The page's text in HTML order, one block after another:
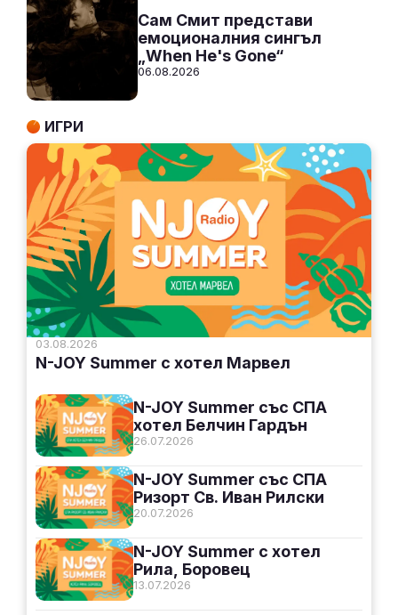
Сам Смит представи
емоционалния сингъл
„When He's Gone“
06.08.2026
ИГРИ
03.08.2026
N-JOY Summer с хотел Марвел
26.07.2026
N-JOY Summer със СПА
хотел Белчин Гардън
20.07.2026
N-JOY Summer със СПА
Ризорт Св. Иван Рилски
13.07.2026
N-JOY Summer с хотел
Рила, Боровец